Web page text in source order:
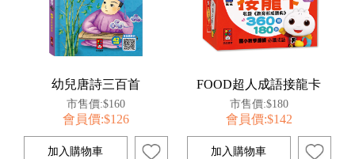
幼兒唐詩三百首
市售價:$160
會員價:$126
FOOD超人成語接龍卡
市售價:$180
會員價:$142